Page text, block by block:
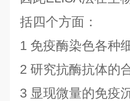
括四个方面：
1 免疫酶染色各种
2 研究抗酶抗体的
3 显现微量的免疫